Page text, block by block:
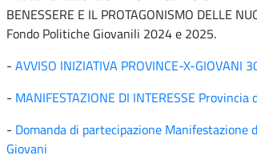
BENESSERE E IL PROTAGONISMO DELLE
Fondo Politiche Giovanili 2024 e 2025.
- AVVISO INIZIATIVA PROVINCE-X-GIOVANI
- MANIFESTAZIONE DI INTERESSE Provincia
- Domanda di partecipazione Manifestazione
Giovani